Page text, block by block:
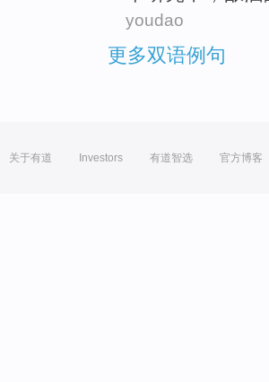
youdao
更多双语例句
关于有道 Investors 有道智选 官方博客